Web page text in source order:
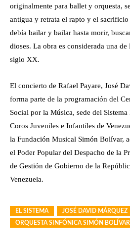
originalmente para ballet y orquesta,
antigua y retrata el rapto y el
debía bailar y bailar hasta morir,
dioses. La obra es considerada una de
siglo XX.
El concierto de Rafael Payare, José
forma parte de la programación del
Social por la Música, sede del
Coros Juveniles e Infantiles de
la Fundación Musical Simón Bolívar,
el Poder Popular del Despacho de la
de Gestión de Gobierno de la
Venezuela.
EL SISTEMA
JOSÉ DAVID MÁRQUEZ
ORQUESTA SINFÓNICA SIMÓN BOLÍVAR